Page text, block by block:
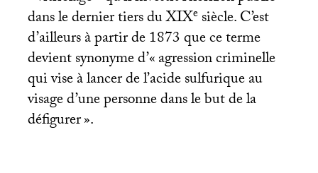
dans le dernier tiers duXIXesiècle. C’est
d’ailleurs à partir de 1873 que ce terme
devient synonyme d’«agression criminelle
qui vise à lancer de l’acide sulfurique au
visage d’une personne dans le but de la
défigurer».